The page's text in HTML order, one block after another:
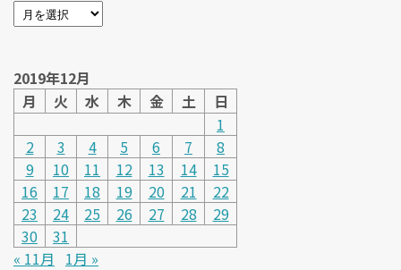
2019年12月
月
火 水 木 金 土
日
1
2
3 4 5 6 7
8
9
10 11 12 13 14
15
16
17 18 19 20 21
22
23
24 25 26 27 28
29
30
31
« 11月
1月 »